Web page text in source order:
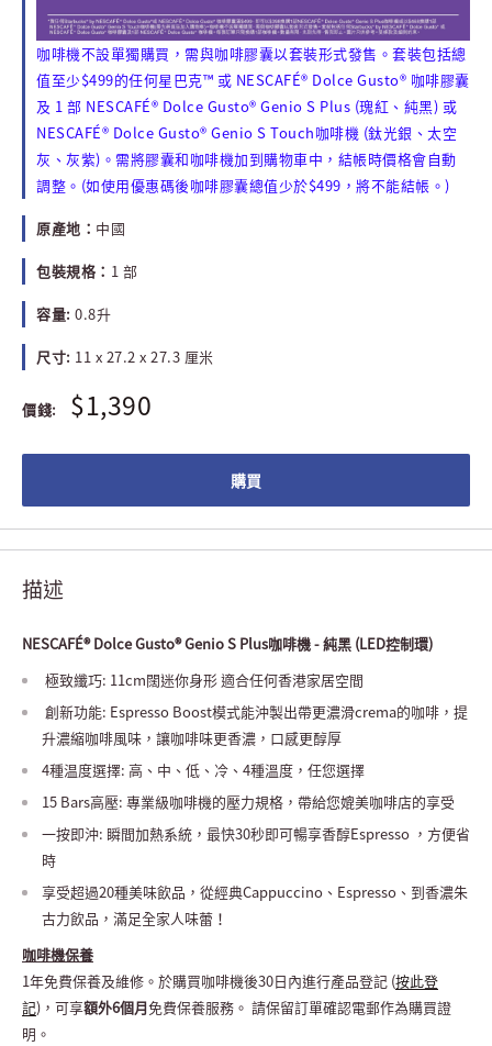
咖啡機不設單獨購買，需與咖啡膠囊以套裝形式發售。套裝包括總
值至少$499的任何星巴克™ 或 NESCAFÉ® Dolce Gusto® 咖啡膠囊
及 1 部 NESCAFÉ® Dolce Gusto® Genio S Plus (瑰紅、純黑) 或
NESCAFÉ® Dolce Gusto® Genio S Touch咖啡機 (鈦光銀、太空
灰、灰紫)。需將膠囊和咖啡機加到購物車中，結帳時價格會自動
調整。(如使用優惠碼後咖啡膠囊總值少於$499，將不能結帳。)
原產地： 中國
包裝規格： 1 部
容量: 0.8升
尺寸: 11 x 27.2 x 27.3 厘米
價錢: $1,390
購買
描述
NESCAFÉ® Dolce Gusto® Genio S Plus咖啡機 - 純黑 (LED控制環)
極致纖巧: 11cm闊迷你身形 適合任何香港家居空間
創新功能: Espresso Boost模式能沖製出帶更濃滑crema的咖啡，提
升濃縮咖啡風味，讓咖啡味更香濃，口感更醇厚
4種温度選擇: 高、中、低、冷、4種溫度，任您選擇
15 Bars高壓: 專業級咖啡機的壓力規格，帶給您媲美咖啡店的享受
一按即沖: 瞬間加熱系統，最快30秒即可暢享香醇Espresso ，方便省
時
享受超過20種美味飲品，從經典Cappuccino、Espresso、到香濃朱
古力飲品，滿足全家人味蕾！
咖啡機保養
1年免費保養及維修。於購買咖啡機後30日內進行產品登記 (按此登
記)，可享額外6個月免費保養服務。 請保留訂單確認電郵作為購買證
明。